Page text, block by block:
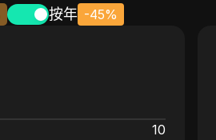
按年 -45%
10